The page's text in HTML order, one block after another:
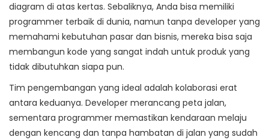
diagram di atas kertas. Sebaliknya, Anda bisa memiliki
programmer terbaik di dunia, namun tanpa developer yang
memahami kebutuhan pasar dan bisnis, mereka bisa saja
membangun kode yang sangat indah untuk produk yang
tidak dibutuhkan siapa pun.
Tim pengembangan yang ideal adalah kolaborasi erat
antara keduanya. Developer merancang peta jalan,
sementara programmer memastikan kendaraan melaju
dengan kencang dan tanpa hambatan di jalan yang sudah